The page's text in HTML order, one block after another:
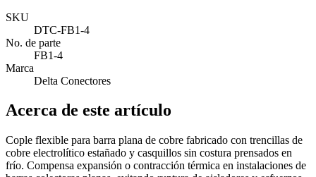
SKU
DTC-FB1-4
No. de parte
FB1-4
Marca
Delta Conectores
Acerca de este artículo
Cople flexible para barra plana de cobre fabricado con trencillas de
cobre electrolítico estañado y casquillos sin costura prensados en
frío. Compensa expansión o contracción térmica en instalaciones de